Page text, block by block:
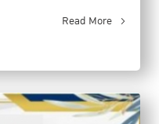
Read More